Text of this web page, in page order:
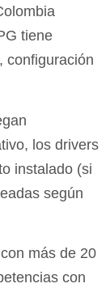
tiene
configuración
los drivers
instalado (si
según
más de 20
con